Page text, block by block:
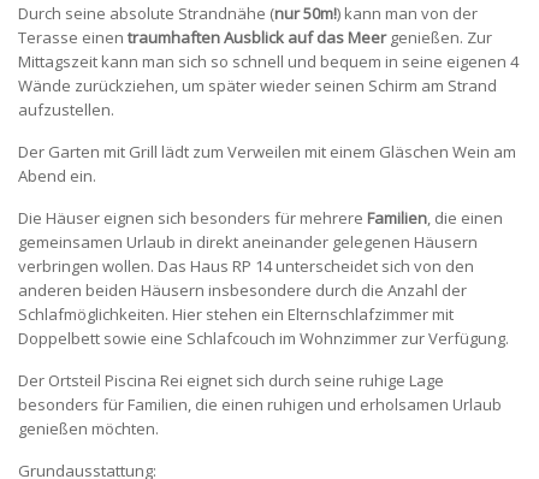
Durch seine absolute Strandnähe (nur 50m!) kann man von der
Terasse einen traumhaften Ausblick auf das Meergenießen. Zur
Mittagszeit kann man sich so schnell und bequem in seine eigenen 4
Wände zurückziehen, um später wieder seinen Schirm am Strand
aufzustellen.
Der Garten mit Grill lädt zum Verweilen mit einem Gläschen Wein am
Abend ein.
Die Häuser eignen sich besonders für mehrere Familien, die einen
gemeinsamen Urlaub in direkt aneinander gelegenen Häusern
verbringen wollen. Das Haus RP 14 unterscheidet sich von den
anderen beiden Häusern insbesondere durch die Anzahl der
Schlafmöglichkeiten. Hier stehen ein Elternschlafzimmer mit
Doppelbett sowie eine Schlafcouch im Wohnzimmer zur Verfügung.
Der Ortsteil Piscina Rei eignet sich durch seine ruhige Lage
besonders für Familien, die einen ruhigen und erholsamen Urlaub
genießen möchten.
Grundausstattung: